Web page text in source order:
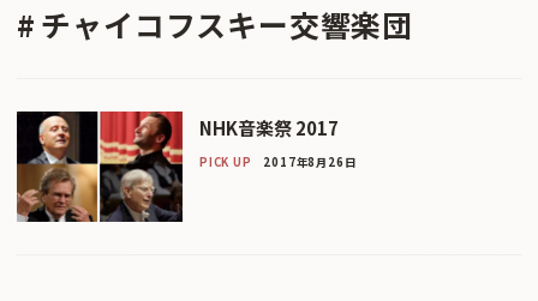
チャイコフスキー交響楽団
NHK音楽祭 2017
PICK UP 2017年8月26日